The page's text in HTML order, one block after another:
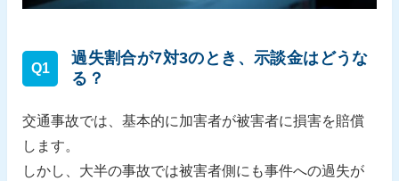
Q1
過失割合が7対3のとき、示談金はどうな
る？
交通事故では、基本的に加害者が被害者に損害を賠償
します。
しかし、大半の事故では被害者側にも事件への過失が